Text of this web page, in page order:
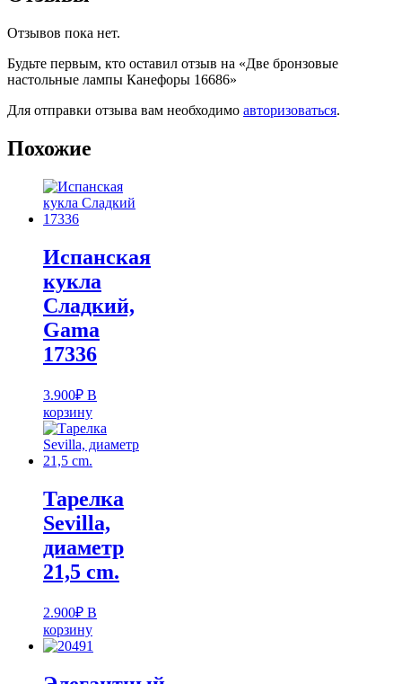
Отзывов пока нет.
Будьте первым, кто оставил отзыв на «Две бронзовые
настольные лампы Канефоры 16686»
Для отправки отзыва вам необходимо авторизоваться.
Похожие
Испанская
кукла
Cладкий,
Gama
17336
3.900₽ В
корзину
Тарелка
Sevilla,
диаметр
21,5 cm.
2.900₽ В
корзину